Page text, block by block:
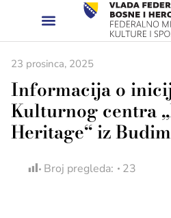
23 prosinca, 2025
Informacija o
Kulturnog centra
Heritage“ iz
Broj pregleda: 23